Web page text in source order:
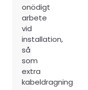
onödigt
arbete
vid
installation,
så
som
extra
kabeldragning